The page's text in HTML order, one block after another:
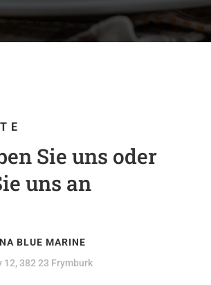
Sie uns oder
uns an
BLUE MARINE
12, 382 23 Frymburk